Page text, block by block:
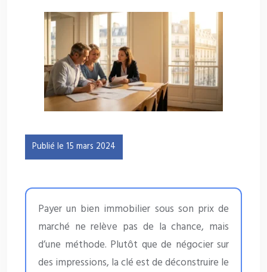
Publié le 15 mars 2024
Payer un bien immobilier sous son prix de
marché ne relève pas de la chance, mais
d’une méthode. Plutôt que de négocier sur
des impressions, la clé est de déconstruire le